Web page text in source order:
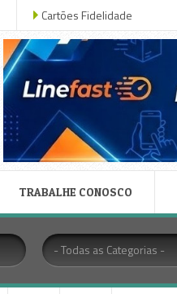
Cartões Fidelidade
TRABALHE CONOSCO
- Todas as Categorias -